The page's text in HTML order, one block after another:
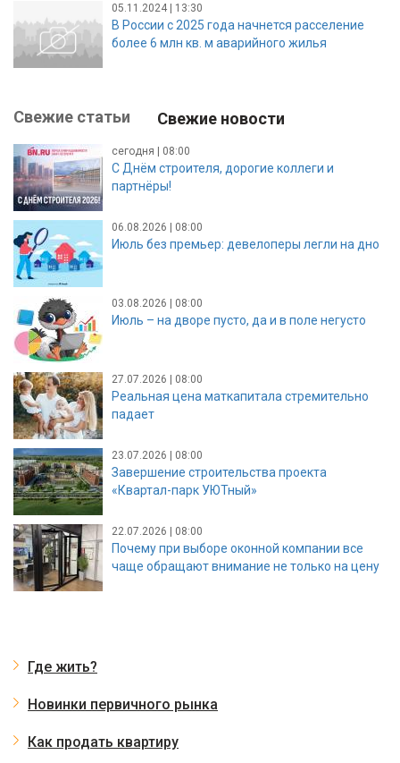
05.11.2024 | 13:30
В России с 2025 года начнется расселение
более 6 млн кв. м аварийного жилья
Свежие статьи Свежие новости
сегодня | 08:00
С Днём строителя, дорогие коллеги и
партнёры!
06.08.2026 | 08:00
Июль без премьер: девелоперы легли на дно
03.08.2026 | 08:00
Июль – на дворе пусто, да и в поле негусто
27.07.2026 | 08:00
Реальная цена маткапитала стремительно
падает
23.07.2026 | 08:00
Завершение строительства проекта
«Квартал-парк УЮТный»
22.07.2026 | 08:00
Почему при выборе оконной компании все
чаще обращают внимание не только на цену
Где жить?
Новинки первичного рынка
Как продать квартиру